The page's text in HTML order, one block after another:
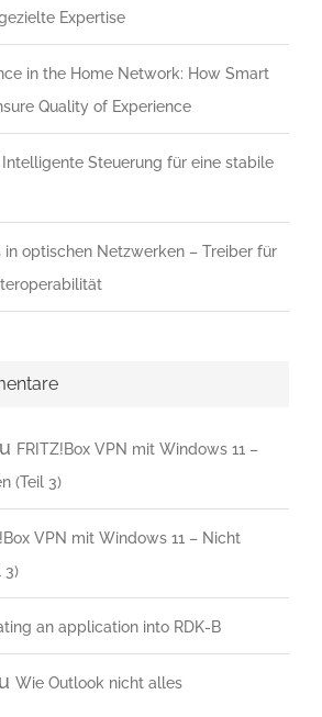
Expertise
in the Home Network: How Smart
Quality of Experience
Intelligente Steuerung für eine stabile
in optischen Netzwerken – Treiber für
FRITZ!Box VPN mit Windows 11 –
(Teil 3)
VPN mit Windows 11 – Nicht
3)
an application into RDK-B
Wie Outlook nicht alles